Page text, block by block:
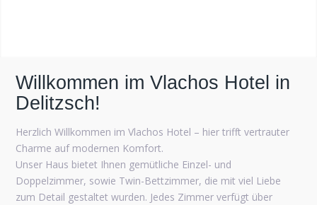
Willkommen im Vlachos Hotel in
Delitzsch!
Herzlich Willkommen im Vlachos Hotel – hier trifft vertrauter
Charme auf modernen Komfort.
Unser Haus bietet Ihnen gemütliche Einzel- und
Doppelzimmer, sowie Twin-Bettzimmer, die mit viel Liebe
zum Detail gestaltet wurden. Jedes Zimmer verfügt über